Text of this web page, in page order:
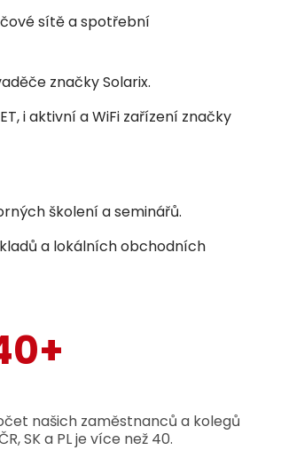
sítě a spotřební
značky Solarix.
i aktivní a WiFi zařízení značky
školení a seminářů.
a lokálních obchodních
našich zaměstnanců a kolegů
SK a PL je více než 40.